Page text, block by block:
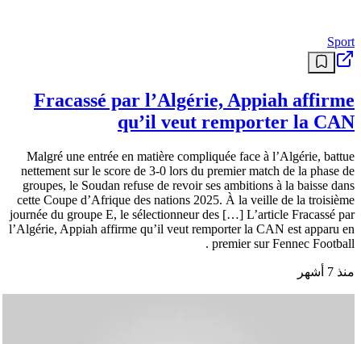
Sport
Fracassé par l’Algérie, Appiah affirme
qu’il veut remporter la CAN
Malgré une entrée en matière compliquée face à l’Algérie, battue
nettement sur le score de 3-0 lors du premier match de la phase de
groupes, le Soudan refuse de revoir ses ambitions à la baisse dans
cette Coupe d’Afrique des nations 2025. À la veille de la troisième
journée du groupe E, le sélectionneur des […] L’article Fracassé par
l’Algérie, Appiah affirme qu’il veut remporter la CAN est apparu en
premier sur Fennec Football .
منذ 7 أشهر